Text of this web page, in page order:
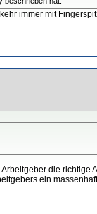
immer mit
die richtige
ein